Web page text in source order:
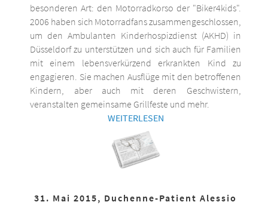
besonderen Art: den Motorradkorso der "Biker4kids".
2006 haben sich Motorradfans zusammengeschlossen,
um den Ambulanten Kinderhospizdienst (AKHD) in
Düsseldorf zu unterstützen und sich auch für Familien
mit einem lebensverkürzend erkrankten Kind zu
engagieren. Sie machen Ausflüge mit den betroffenen
Kindern, aber auch mit deren Geschwistern,
veranstalten gemeinsame Grillfeste und mehr.
WEITERLESEN
31. Mai 2015, Duchenne-Patient Alessio